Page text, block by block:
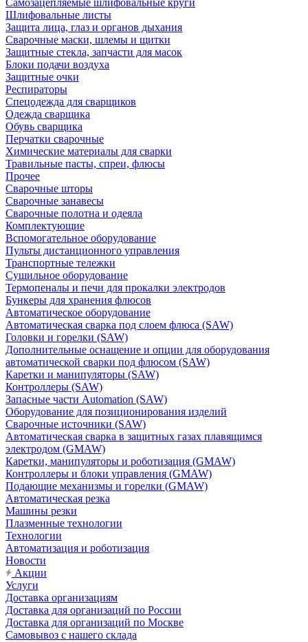
Самозацепляемые шлифовальные круги
Шлифовальные листы
Защита лица, глаз и органов дыхания
Сварочные маски, шлемы и щитки
Защитные стекла, запчасти для масок
Блоки подачи воздуха
Защитные очки
Респираторы
Спецодежда для сварщиков
Одежда сварщика
Обувь сварщика
Перчатки сварочные
Химические материалы для сварки
Травильные пасты, спреи, флюсы
Прочее
Сварочные шторы
Сварочные занавесы
Сварочные полотна и одеяла
Комплектующие
Вспомогательное оборудование
Пульты дистанционного управления
Транспортные тележки
Сушильное оборудование
Термопеналы и печи для прокалки электродов
Бункеры для хранения флюсов
Автоматическое оборудование
Автоматическая сварка под слоем флюса (SAW)
Головки и горелки (SAW)
Дополнительные оснащение и опции для оборудования
автоматической сварки под флюсом (SAW)
Каретки и манипуляторы (SAW)
Контроллеры (SAW)
Запасные части Automation (SAW)
Оборудование для позиционирования изделий
Сварочные источники (SAW)
Автоматическая сварка в защитных газах плавящимся
электродом (GMAW)
Каретки, манипуляторы и роботизация (GMAW)
Контроллеры и блоки управления (GMAW)
Подающие механизмы и горелки (GMAW)
Автоматическая резка
Машины резки
Плазменные технологии
Технологии
Автоматизация и роботизация
Новости
Акции
Услуги
Доставка организациям
Доставка для организаций по России
Доставка для организаций по Москве
Самовывоз с нашего склада